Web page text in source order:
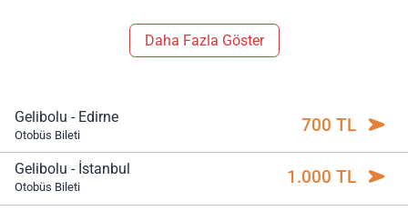
Daha Fazla Göster
Gelibolu - Edirne
Otobüs Bileti 700 TL
Gelibolu - İstanbul
Otobüs Bileti 1.000 TL